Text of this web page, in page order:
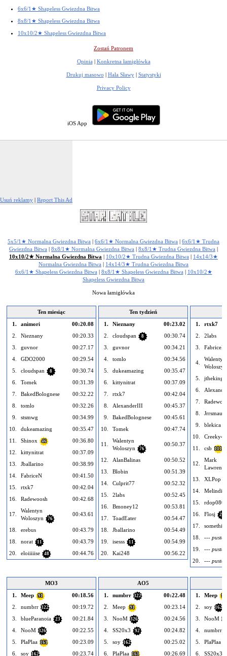
6x6/1★ Shapeless Gwiezdna Bitwa
8x8/1★ Shapeless Gwiezdna Bitwa
10x10/2★ Shapeless Gwiezdna Bitwa
Zostań Patronem
Opinia | Konkretna łamigłówka
Drukuj masowo | Hala Sławy| Statystyki
Privacy Policy
iOS App
Usuń reklamy | Report This Ad
5x5/1★ Normalna Gwiezdna Bitwa 6x6/1★ Normalna Gwiezdna Bitwa
6x6/1★ Trudna
Gwiezdna Bitwa
8x8/1★ Normalna Gwiezdna Bitwa 8x8/1★ Trudna Gwiezdna Bitwa
10x10/2★ Normalna Gwiezdna Bitwa
10x10/2★ Trudna Gwiezdna Bitwa
14x14/3★
Normalna Gwiezdna Bitwa
14x14/3★ Trudna Gwiezdna Bitwa
6x6/1★ Shapeless Gwiezdna Bitwa
8x8/1★ Shapeless Gwiezdna Bitwa
10x10/2★
Shapeless Gwiezdna Bitwa
Nowa łamigłówka
Ten miesiąc
1.
animori
00:20.08
2.
Nieznany
00:20.33
3.
guvnor
00:27.17
4.
GDO2000
00:29.54
5.
cloudspan 8
00:30.74
6.
Tomek
00:31.39
7.
BakedBolognese
00:32.22
8.
tomlo
00:32.26
9.
stsmwg
00:34.99
10.
dukeamazing
00:35.47
11.
Shinox 46
00:36.80
12.
kittynitrat
00:37.09
13.
Jballarino
00:38.99
14.
FabriceN
00:41.50
15.
rtxk7
00:42.04
16.
Radewoosh 00:42.68
17.
Walentyn
Woloszyn
76
00:43.61
18. erebus
00:43.79
18.
norat 11
00:43.79
20.
eloiiiiise 48 00:44.76
Ten tydzień
1.
Nieznany
00:23.02
2.
cloudspan 8
00:30.74
3.
guvnor
00:34.21
4.
tomlo
00:34.56
5.
dukeamazing
00:35.47
6.
kittynitrat
00:37.09
7.
rtxk7
00:42.04
8.
AlexanderIII
00:45.37
9.
BakedBolognese
00:45.61
10.
Tomek 00:47.74
11.
Walentyn
Woloszyn
76
00:50.37
12. AlanBalinas
00:50.52
13.
Blobin
00:51.39
14.
Culprit77
00:52.32
15.
2labs
00:52.45
16.
Bmoney12
00:53.81
17.
ToadEater
00:54.47
18.
Jballarino
00:54.49
19.
isesss 11
00:54.99
20.
Kai248 00:56.22
1.
rtxk7
2.
2labs
3.
FabriceN
4.
Walentyn
Woloszyn
5.
jtheking8
6.
7.
8.
Jrrsmaug
9.
blekica
10.
Creeky47
11.
csb 111
12.
Mark
Lawrence
13.
XLPop
14.
Melindil
15.
rdop0808
16.
Flosj 24
17.
18.
--- puste
19.
--- puste
20.
--- puste
MO3
1.
Meep 91
00:18.56
2.
numbrr 322
00:19.72
3.
blueParanoia 23
00:21.84
4.
NooM 326
00:22.55
5.
PlaPlaa 161
00:23.09
6.
soy 162
00:23.74
AO5
1.
numbrr 322
00:22.48
2.
Meep 91
00:23.14
3.
NooM 326
00:24.56
4.
SS20x3 92
00:24.82
5.
soy 162
00:25.02
6.
PlaPlaa 161
00:26.69
1.
Meep 91
2. soy 162
3. NooM
4. numbrr
5. PlaPlaa
6. SS20x3